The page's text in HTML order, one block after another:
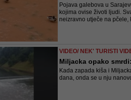
Pojava galebova u
kojima ovise životi ljudi.
neizravno utječe na pčele,
VIDEO/ NEK' TURISTI
Miljacka opako
Kada zapada kiša i
dana, onda se u nju